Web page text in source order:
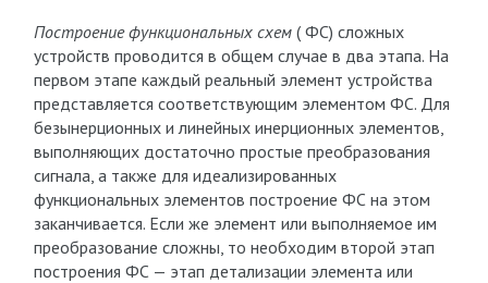
Построение функциональных схем( ФС) сложных
устройств проводится в общем случае в два этапа. На
первом этапе каждый реальный элемент устройства
представляется соответствующим элементом ФС. Для
безынерционных и линейных инерционных элементов,
выполняющих достаточно простые преобразования
сигнала, а также для идеализированных
функциональных элементов построение ФС на этом
заканчивается. Если же элемент или выполняемое им
преобразование сложны, то необходим второй этап
построения ФС — этап детализации элемента или